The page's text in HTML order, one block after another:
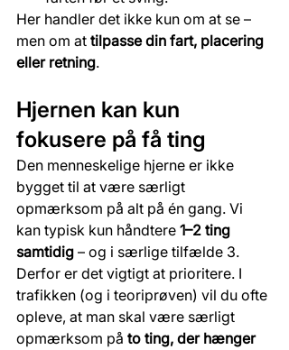
Her handler det ikke kun om at se –
men om at tilpasse din fart, placering
eller retning.
Hjernen kan kun
fokusere på få ting
Den menneskelige hjerne er ikke
bygget til at være særligt
opmærksom på alt på én gang. Vi
kan typisk kun håndtere 1–2 ting
samtidig – og i særlige tilfælde 3.
Derfor er det vigtigt at prioritere. I
trafikken (og i teoriprøven) vil du ofte
opleve, at man skal være særligt
opmærksom på to ting, der hænger